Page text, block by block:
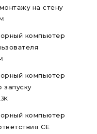
на стену
компьютер
компьютер
запуску
компьютер
CE